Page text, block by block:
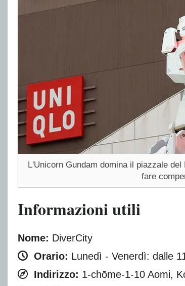
L'Unicorn Gundam domina il piazzale
fare
Informazioni utili
Nome: DiverCity
Orario: Lunedì - Venerdì: dalle
Indirizzo: 1-chōme-1-10 Aomi,